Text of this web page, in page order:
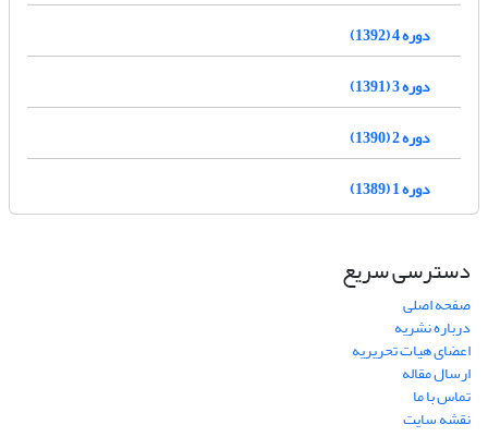
دوره 4 (1392)
دوره 3 (1391)
دوره 2 (1390)
دوره 1 (1389)
دسترسی سریع
صفحه اصلی
درباره نشریه
اعضای هیات تحریریه
ارسال مقاله
تماس با ما
نقشه سایت